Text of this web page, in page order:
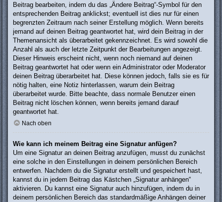
Beitrag bearbeiten, indem du das „Ändere Beitrag“-Symbol für den
entsprechenden Beitrag anklickst; eventuell ist dies nur für einen
begrenzten Zeitraum nach seiner Erstellung möglich. Wenn bereits
jemand auf deinen Beitrag geantwortet hat, wird dein Beitrag in der
Themenansicht als überarbeitet gekennzeichnet. Es wird sowohl die
Anzahl als auch der letzte Zeitpunkt der Bearbeitungen angezeigt.
Dieser Hinweis erscheint nicht, wenn noch niemand auf deinen
Beitrag geantwortet hat oder wenn ein Administrator oder Moderator
deinen Beitrag überarbeitet hat. Diese können jedoch, falls sie es für
nötig halten, eine Notiz hinterlassen, warum dein Beitrag
überarbeitet wurde. Bitte beachte, dass normale Benutzer einen
Beitrag nicht löschen können, wenn bereits jemand darauf
geantwortet hat.
Nach oben
Wie kann ich meinem Beitrag eine Signatur anfügen?
Um eine Signatur an deinen Beitrag anzufügen, musst du zunächst
eine solche in den Einstellungen in deinem persönlichen Bereich
entwerfen. Nachdem du die Signatur erstellt und gespeichert hast,
kannst du in jedem Beitrag das Kästchen „Signatur anhängen“
aktivieren. Du kannst eine Signatur auch hinzufügen, indem du in
deinem persönlichen Bereich das standardmäßige Anhängen deiner